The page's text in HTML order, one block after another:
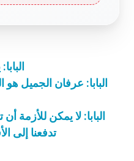
البابا: عرفان الجميل هو
البابا: لا يمكن للأزمة أن
تدفعنا إلى